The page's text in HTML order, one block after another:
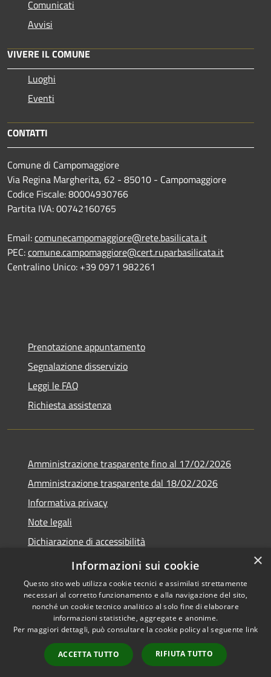
Comunicati
Avvisi
VIVERE IL COMUNE
Luoghi
Eventi
CONTATTI
Comune di Campomaggiore
Via Regina Margherita, 62 - 85010 - Campomaggiore
Codice Fiscale: 80004930766
Partita IVA: 00742160765
Email:comunecampomaggiore@rete.basilicata.it
PEC:comune.campomaggiore@cert.ruparbasilicata.it
Centralino Unico: +39 0971 982261
Prenotazione appuntamento
Segnalazione disservizio
Leggi le FAQ
Richiesta assistenza
Amministrazione trasparente fino al 17/02/2026
Amministrazione trasparente dal 18/02/2026
Informativa privacy
Note legali
Dichiarazione di accessibilità
Obbiettivi di accessibilità
Accessibilità
Copyright © 2026 • Comune di
Campomaggiore • Powered by
Municipium•
Accesso
redazione
×
Informazioni sui cookie
Questo sito web utilizza cookie tecnici e assimilati strettamente
necessari al corretto funzionamento e alla navigazione del sito,
nonché un cookie tecnico analitico al solo fine di elaborare
informazioni statistiche, aggregate e anonime.
Per maggiori dettagli, può consultare la cookie policy al seguente link
ACCETTA TUTTO RIFIUTA TUTTO